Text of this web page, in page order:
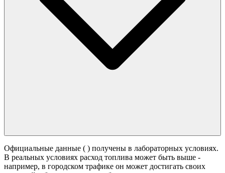
Официальные данные ( ) получены в лабораторных условиях.
В реальных условиях расход топлива может быть выше -
например, в городском трафике он может достигать своих